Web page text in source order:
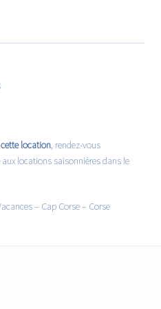
location, rendez-vous
locations saisonnières dans le
– Cap Corse– Corse